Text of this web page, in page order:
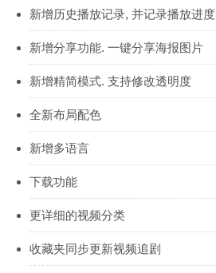
新增历史播放记录, 并记录播放进度
新增分享功能. 一键分享海报图片
新增精简模式. 支持修改透明度
全新布局配色
新增多语言
下载功能
更详细的视频分类
收藏夹同步更新视频追剧